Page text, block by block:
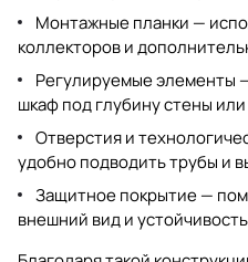
Монтажные планки —
коллекторов и
Регулируемые элементы
шкаф под глубину стены
Отверстия и
удобно подводить трубы и
Защитное покрытие —
внешний вид и